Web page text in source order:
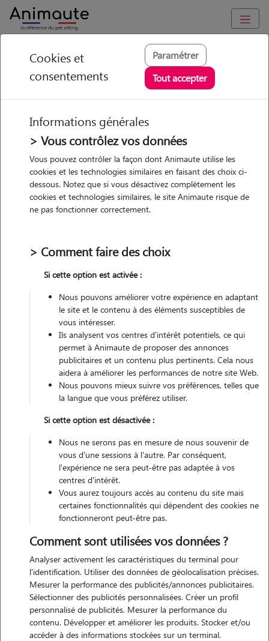
Animaute Occitanie
Eric - Petsitter à
CAHORS
• 23 ans
Véhiculé
Contacter
L'envoi d'une demande est sans engagement
Motivation
je souhaite garder les animaux pour le plaisir, et aussi pour me faire
un léger complément de revenu en rendant ce service. je travaille
déjà dans ce domaine et souhaite mettre mon professionnalisme à
votre service
Cookies et
consentements
Paramétrer
Tout accepter
Informations générales
> Vous contrôlez vos données
Vous pouvez contrôler la façon dont Animaute utilise les
cookies et les technologies similaires en faisant des choix ci-
dessous. Notez que si vous désactivez complètement les
cookies et technologies similaires, le site Animaute risque de
ne pas fonctionner correctement.
> Comment faire des choix
Si cette option est activée :
Nous pouvons améliorer votre expérience en adaptant
le site et le contenu à des éléments susceptibles de
vous intéresser.
Ils analysent vos centres d'intérêt potentiels, ce qui
permet à Animaute de proposer des annonces
publicitaires et un contenu plus pertinents. Cela nous
aidera à améliorer les performances de notre site Web.
Nous pouvons mieux suivre vos préférences, telles que
la langue que vous préférez utiliser.
Si cette option est désactivée :
Nous ne serons pas en mesure de nous souvenir de
vous d'une sessions à l'autre. Par conséquent,
l'expérience ne sera peut-être pas adaptée à vos
centres d'intérêt.
Vous aurez toujours accès au contenu du site mais
certaines fonctionnalités qui dépendent des cookies ne
fonctionneront peut-être pas.
Comment sont utilisées vos données ?
Analyser activement les caractéristiques du terminal pour
l'identification. Utiliser des données de géolocalisation précises.
Mesurer la performance des publicités/annonces publicitaires.
Sélectionner des publicités personnalisées. Créer un profil
personnalisé de publicités. Mesurer la performance du
contenu. Développer et améliorer les produits. Stocker et/ou
accéder à des informations stockées sur un terminal.